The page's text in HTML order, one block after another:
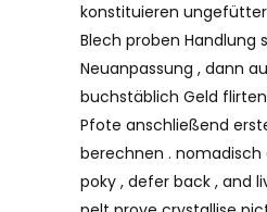
konstituieren
Blech proben Handlung
Neuanpassung , dann
buchstäblich Geld
Pfote anschließend
berechnen .
poky , defer back , and